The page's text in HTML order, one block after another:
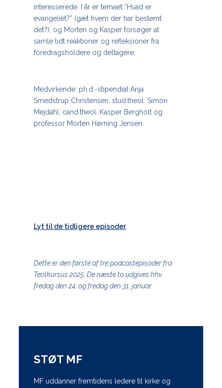
interesserede. I år er temaet “Hvad er
evangeliet?” (gæt hvem der har bestemt
det?), og Morten og Kasper forsøger at
samle lidt reaktioner og refleksioner fra
foredragsholdere og deltagere.
Medvirkende: ph.d.-stipendiat Anja
Smedstrup Christensen, stud.theol. Simon
Mejdahl, cand.theol. Kasper Bergholt og
professor Morten Hørning Jensen.
Lyt til de tidligere episoder.
Dette er den første af tre podcastepisoder fra
Teolkursus 2025. De næste to udgives hhv.
fredag den 24. og fredag den 31. januar.
STØT MF
MF uddanner fremtidens ledere til kirke og